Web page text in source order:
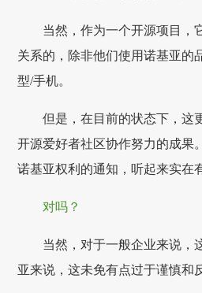
当然，作为一个开源项目，
关系的，除非他们使用诺基亚的
型/手机。
但是，在目前的状态下，这
开源爱好者社区协作努力的成果
诺基亚权利的通知，听起来实在
对吗？
当然，对于一般企业来说，
亚来说，这未免有点过于谨慎和